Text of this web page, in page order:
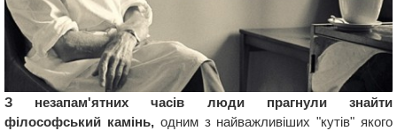
З незапам'ятних часів люди прагнули знайти
філософський камінь,одним з найважливіших "кутів" якого